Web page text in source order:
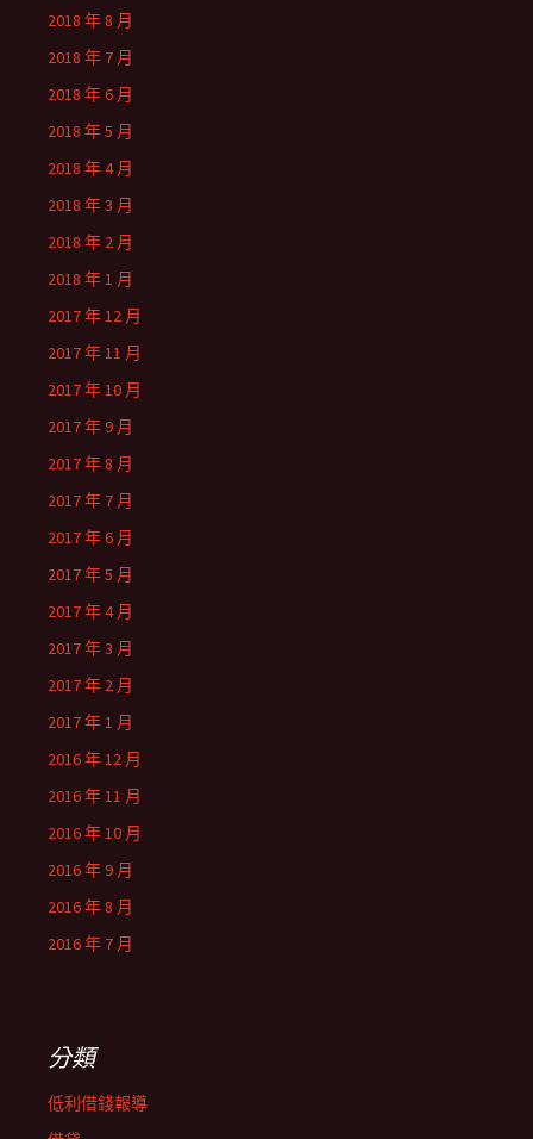
2018 年 8 月
2018 年 7 月
2018 年 6 月
2018 年 5 月
2018 年 4 月
2018 年 3 月
2018 年 2 月
2018 年 1 月
2017 年 12 月
2017 年 11 月
2017 年 10 月
2017 年 9 月
2017 年 8 月
2017 年 7 月
2017 年 6 月
2017 年 5 月
2017 年 4 月
2017 年 3 月
2017 年 2 月
2017 年 1 月
2016 年 12 月
2016 年 11 月
2016 年 10 月
2016 年 9 月
2016 年 8 月
2016 年 7 月
分類
低利借錢報導